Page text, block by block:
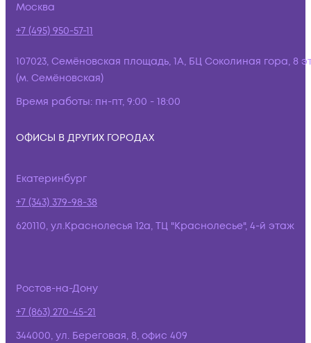
Москва
+7 (495) 950-57-11
107023, Семёновская площадь, 1А, БЦ Соколиная гора, 8
(м. Семёновская)
Время работы: пн-пт, 9:00 - 18:00
ОФИСЫ В ДРУГИХ ГОРОДАХ
Екатеринбург
+7 (343) 379-98-38
620110, ул.Краснолесья 12а, ТЦ "Краснолесье", 4-й этаж
Ростов-на-Дону
+7 (863) 270-45-21
344000, ул. Береговая, 8, офис 409